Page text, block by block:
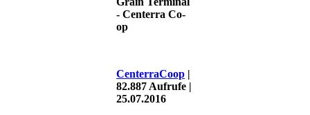
- Centerra Co-
op
CenterraCoop |
82.887 Aufrufe |
25.07.2016